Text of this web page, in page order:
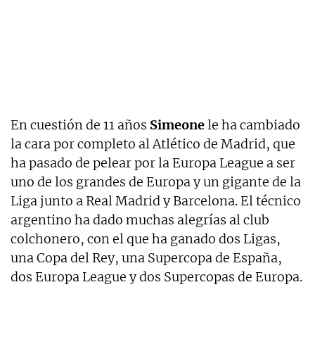
En cuestión de 11 años Simeonele ha cambiado
la cara por completo al Atlético de Madrid, que
ha pasado de pelear por la Europa League a ser
uno de los grandes de Europa y un gigante de la
Liga junto a Real Madrid y Barcelona. El técnico
argentino ha dado muchas alegrías al club
colchonero, con el que ha ganado dos Ligas,
una Copa del Rey, una Supercopa de España,
dos Europa League y dos Supercopas de Europa.